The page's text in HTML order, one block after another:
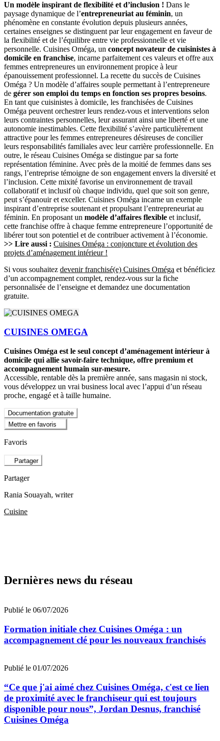
Un modèle inspirant de flexibilité et d’inclusion ! Dans le
paysage dynamique de l’entrepreneuriat au féminin, un
phénomène en constante évolution depuis plusieurs années,
certaines enseignes se distinguent par leur engagement en faveur de
la flexibilité et de l’équilibre entre vie professionnelle et vie
personnelle. Cuisines Oméga, un concept novateur de cuisinistes à
domicile en franchise, incarne parfaitement ces valeurs et offre aux
femmes entrepreneures un environnement propice à leur
épanouissement professionnel. La recette du succès de Cuisines
Oméga ? Un modèle d’affaires souple permettant à l’entrepreneure
de gérer son emploi du temps en fonction ses propres besoins.
En tant que cuisinistes à domicile, les franchisées de Cuisines
Oméga peuvent orchestrer leurs rendez-vous et interventions selon
leurs contraintes personnelles, leur assurant ainsi une liberté et une
autonomie inestimables. Cette flexibilité s’avère particulièrement
attractive pour les femmes entrepreneures désireuses de concilier
leurs responsabilités familiales avec leur carrière professionnelle. En
outre, le réseau Cuisines Oméga se distingue par sa forte
représentation féminine. Avec près de la moitié de femmes dans ses
rangs, l’entreprise témoigne de son engagement envers la diversité et
l’inclusion. Cette mixité favorise un environnement de travail
collaboratif et inclusif où chaque individu, quel que soit son genre,
peut s’épanouir et exceller. Cuisines Oméga incarne un exemple
inspirant d’entreprise soutenant et propulsant l’entrepreneuriat au
féminin. En proposant un modèle d’affaires flexible et inclusif,
cette franchise offre à chaque femme entrepreneure l’opportunité de
libérer tout son potentiel et de contribuer activement à l’économie.
>> Lire aussi : Cuisines Oméga : conjoncture et évolution des
projets d’aménagement intérieur !
Si vous souhaitez devenir franchisé(e) Cuisines Oméga et bénéficiez
d’un accompagnement complet, rendez-vous sur la fiche
personnalisée de l’enseigne et demandez une documentation
gratuite.
CUISINES OMEGA
Cuisines Oméga est le seul concept d’aménagement intérieur à
domicile qui allie savoir-faire technique, offre premium et
accompagnement humain sur-mesure.
Accessible, rentable dès la première année, sans magasin ni stock,
vous développez un vrai business local avec l’appui d’un réseau
proche, engagé et à taille humaine.
Documentation gratuite
Mettre en favoris
Favoris
Partager
Partager
Rania Souayah, writer
Cuisine
Dernières news du réseau
Publié le 06/07/2026
Formation initiale chez Cuisines Oméga : un
accompagnement clé pour les nouveaux franchisés
Publié le 01/07/2026
“Ce que j'ai aimé chez Cuisines Oméga, c'est ce lien
de proximité avec le franchiseur qui est toujours
disponible pour nous”, Jordan Desnus, franchisé
Cuisines Oméga